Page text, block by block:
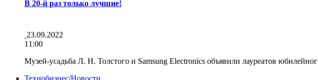
В 20-й раз только лучшие!
23.09.2022
11:00
Музей-усадьба Л. Н. Толстого и Samsung Electronics объявили лауреатов
Технобизнес/Новости